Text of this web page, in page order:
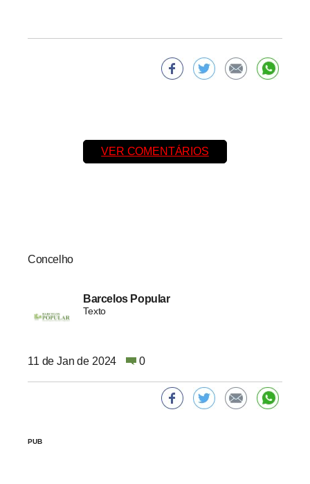
VER COMENTÁRIOS
Concelho
Barcelos Popular
Texto
11 de Jan de 2024 0
PUB